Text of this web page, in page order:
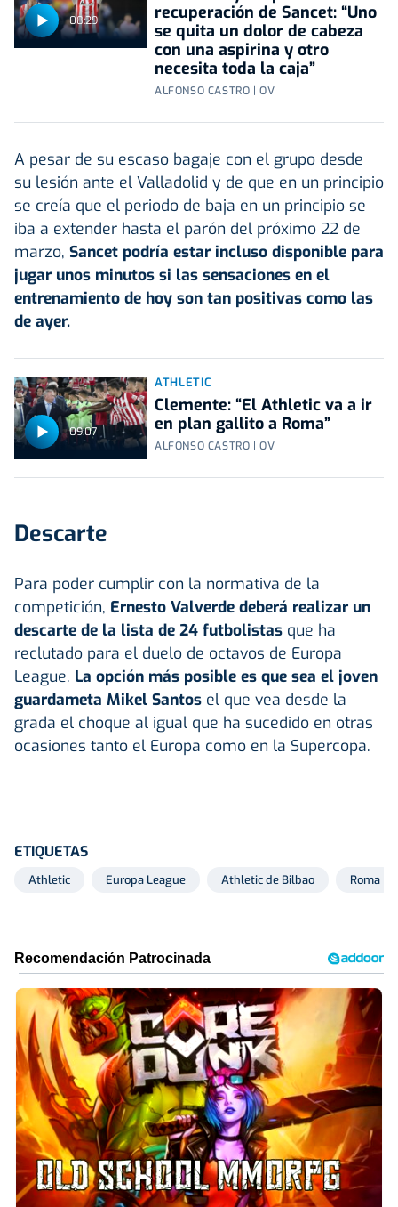
08:29
recuperación de Sancet: “Uno
se quita un dolor de cabeza
con una aspirina y otro
necesita toda la caja”
ALFONSO CASTRO | OV
A pesar de su escaso bagaje con el grupo desde
su lesión ante el Valladolid y de que en un principio
se creía que el periodo de baja en un principio se
iba a extender hasta el parón del próximo 22 de
marzo, Sancet podría estar incluso disponible para
jugar unos minutos si las sensaciones en el
entrenamiento de hoy son tan positivas como las
de ayer.
09:07
ATHLETIC
Clemente: “El Athletic va a ir
en plan gallito a Roma”
ALFONSO CASTRO | OV
Descarte
Para poder cumplir con la normativa de la
competición, Ernesto Valverde deberá realizar un
descarte de la lista de 24 futbolistas que ha
reclutado para el duelo de octavos de Europa
League. La opción más posible es que sea el joven
guardameta Mikel Santos el que vea desde la
grada el choque al igual que ha sucedido en otras
ocasiones tanto el Europa como en la Supercopa.
ETIQUETAS
Athletic Europa League Athletic de Bilbao Roma